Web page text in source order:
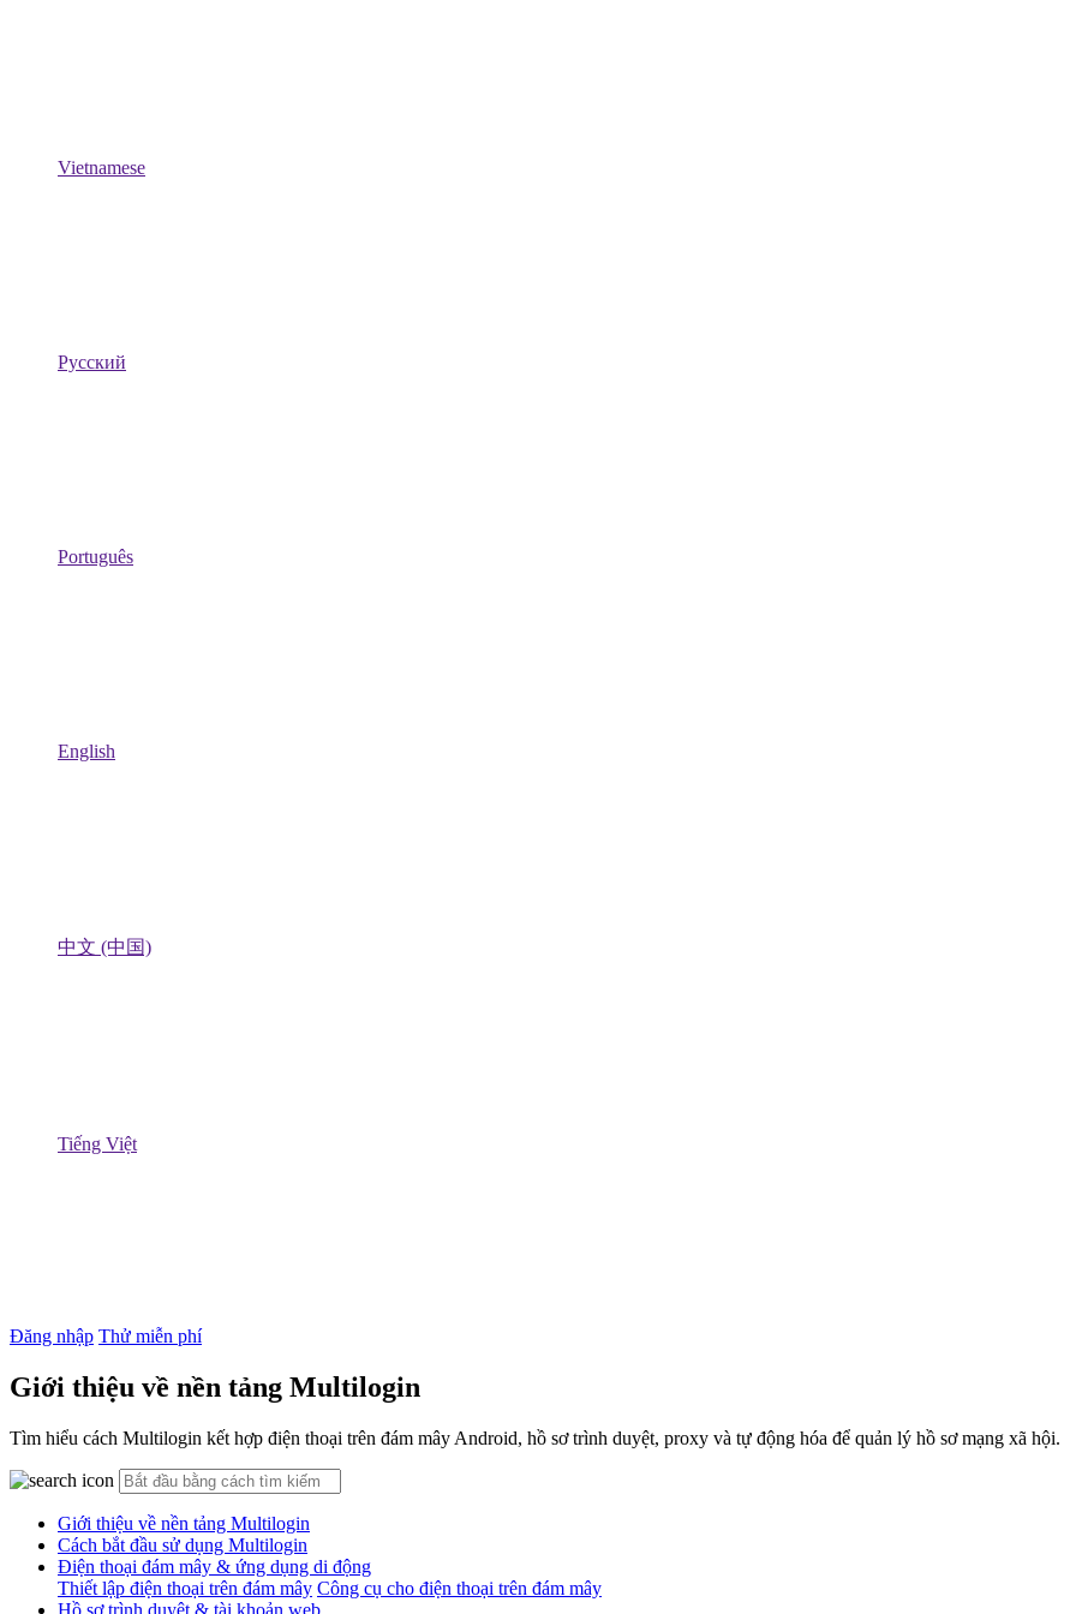
Vietnamese
Русский
Português
English
中文 (中国)
Tiếng Việt
Đăng nhập Thử miễn phí
Giới thiệu về nền tảng Multilogin
Tìm hiểu cách Multilogin kết hợp điện thoại trên đám mây Android, hồ sơ trình duyệt, proxy và tự động hóa để quản lý hồ sơ mạng xã hội.
Giới thiệu về nền tảng Multilogin
Cách bắt đầu sử dụng Multilogin
Điện thoại đám mây & ứng dụng di động
Thiết lập điện thoại trên đám mây Công cụ cho điện thoại trên đám mây
Hồ sơ trình duyệt & tài khoản web